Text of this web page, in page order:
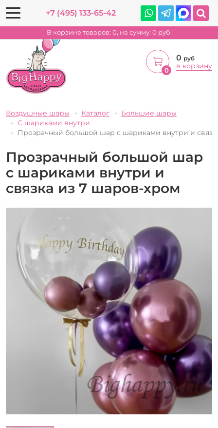
+7 (495) 133-65-42
В корзине товаров: 0, на сумму: 0 руб.
0
0 руб
в корзину
Воздушные шары Каталог
Большие шары
С шариками внутри
Прозрачный большой шар с шариками внутри и
Прозрачный большой шар
с шариками внутри и
связка из 7 шаров-хром